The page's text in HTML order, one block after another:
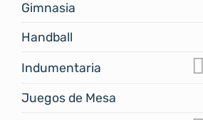
Gimnasia
Handball
Indumentaria
Juegos de Mesa